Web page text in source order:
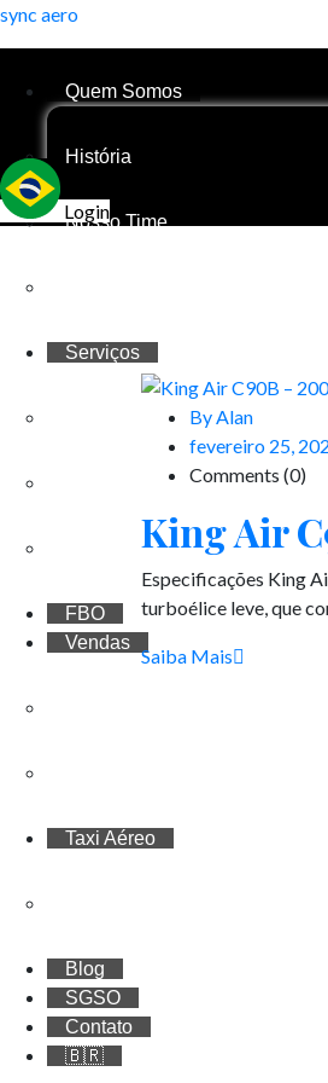
sync aero
Quem Somos
História
Nosso Time
Serviços
Propriedade Compartilhada
Gestão de Aeronaves
Treinamentos
FBO
Vendas
Taxi Aéreo
Blog
SGSO
Contato
🇧🇷
Login
By Alan
fevereiro 25,
Comments (0)
King Air
Especificações King
turboélice leve, que
Saiba Mais